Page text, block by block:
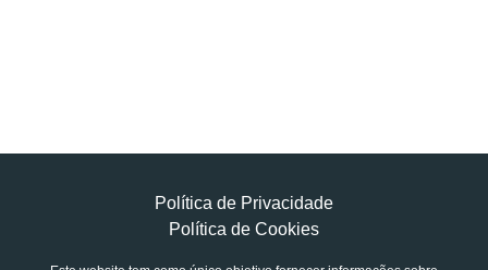
Política de Privacidade
Política de Cookies